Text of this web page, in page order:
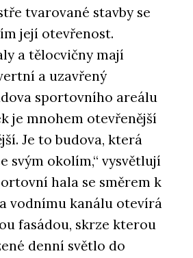
tvarované stavby se
její otevřenost.
a tělocvičny mají
a uzavřený
sportovního areálu
je mnohem otevřenější
Je to budova, která
svým okolím,“ vysvětlují
hala se směrem k
vodnímu kanálu otevírá
fasádou, skrze kterou
denní světlo do